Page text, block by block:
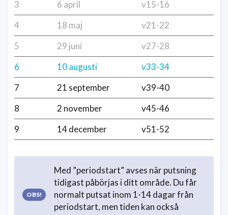
3
6 april
v15-16
4
18 maj
v21-22
5
29 juni
v27-28
6
10 augusti
v33-34
7
21 september
v39-40
8
2 november
v45-46
9
14 december v51-52
Med ”periodstart” avses när putsning
tidigast påbörjas i ditt område. Du får
normalt putsat inom 1-14 dagar från
periodstart, men tiden kan också